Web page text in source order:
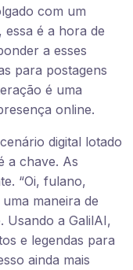
com um
é a hora de
a esses
para postagens
é uma
online.
digital lotado
a chave. As
“Oi, fulano,
maneira de
Usando a GalilAI,
e legendas para
ainda mais